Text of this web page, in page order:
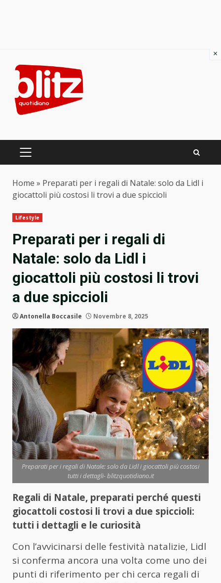
content
PRIMARY
Home » Preparati per i regali di Natale: solo da Lidl i
giocattoli più costosi li trovi a due spiccioli
Lifestyle
Preparati per i regali di
Natale: solo da Lidl i
giocattoli più costosi li trovi
a due spiccioli
Antonella Boccasile Novembre 8, 2025
Preparati per i regali di Natale: solo da Lidl i giocattoli più costosi
tutti i dettagli- blitzquotidiano.it
Regali di Natale, preparati perché questi
giocattoli costosi li trovi a due spiccioli:
tutti i dettagli e le curiosità
Con l’avvicinarsi delle festività natalizie, Lidl
si conferma ancora una volta come uno dei
punti di riferimento per chi cerca regali di
×